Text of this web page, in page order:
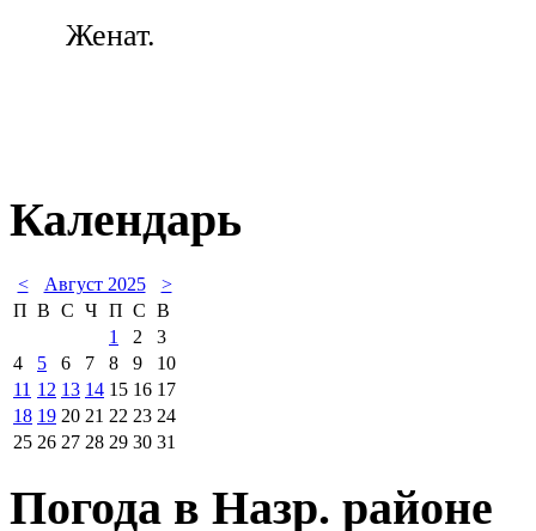
Женат.
Календарь
< Август 2025
>
П В С Ч П С В
1
2
3
4
5 6 7 8 9
10
11 12 13 14 15 16 17
18 19 20 21 22 23 24
25 26 27 28 29 30 31
Погода в Назр. районе